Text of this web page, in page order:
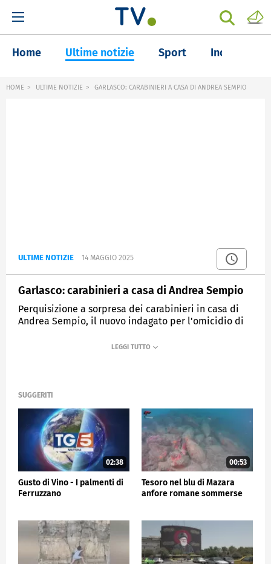
Home Ultime notizie Sport Inchieste
HOME ULTIME NOTIZIE GARLASCO: CARABINIERI A CASA DI ANDREA SEMPIO
ULTIME NOTIZIE 14 MAGGIO 2025
Garlasco: carabinieri a casa di Andrea Sempio
Perquisizione a sorpresa dei carabinieri in casa di
Andrea Sempio, il nuovo indagato per l'omicidio di
SUGGERITI
02:38
Gusto di Vino - I palmenti di
Ferruzzano
00:53
Tesoro nel blu di Mazara
anfore romane sommerse